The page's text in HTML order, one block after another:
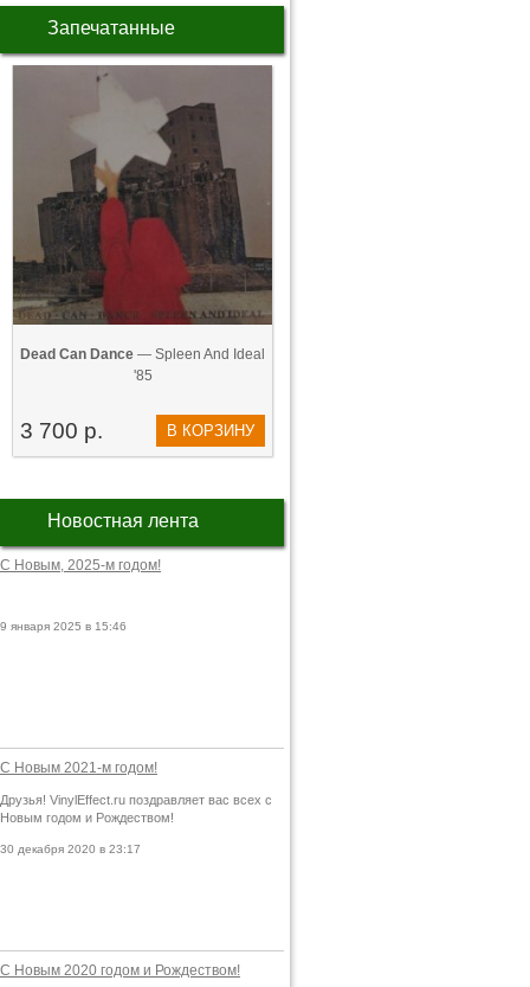
Запечатанные
Dead Can Dance — Spleen And Ideal
'85
3 700 р. В КОРЗИНУ
Новостная лента
С Новым, 2025-м годом!
9 января 2025 в 15:46
С Новым 2021-м годом!
Друзья! VinylEffect.ru поздравляет вас всех с
Новым годом и Рождеством!
30 декабря 2020 в 23:17
С Новым 2020 годом и Рождеством!